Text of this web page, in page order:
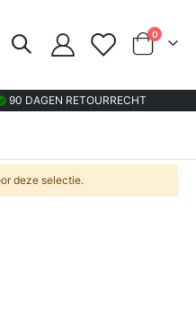
0
90 DAGEN RETOURRECHT
deze selectie.